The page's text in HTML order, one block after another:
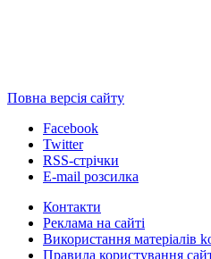
Повна версія сайту
Facebook
Twitter
RSS-стрічки
E-mail розсилка
Контакти
Реклама на сайті
Використання матеріалів
Правила користування